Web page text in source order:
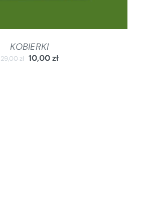
KOBIERKI
29,00zł 10,00zł